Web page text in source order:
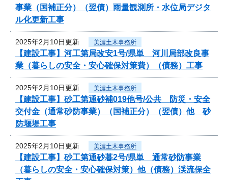
事業（国補正分）（翌債）雨量観測所・水位局デジタ
ル化更新工事
2025年2月10日更新 美濃土木事務所
【建設工事】河工第局改安1号/県単 河川局部改良事
業（暮らしの安全・安心確保対策費）（債務）工事
2025年2月10日更新 美濃土木事務所
【建設工事】砂工第通砂補019他号/公共 防災・安全
交付金（通常砂防事業）（国補正分）（翌債）他 砂
防堰堤工事
2025年2月10日更新 美濃土木事務所
【建設工事】砂工第通砂暮2号/県単 通常砂防事業
（暮らしの安全・安心確保対策）他（債務）渓流保全